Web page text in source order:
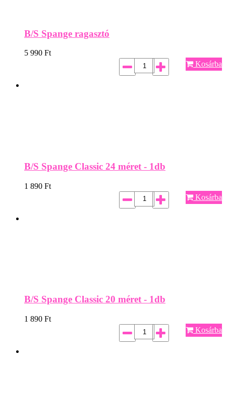
B/S Spange ragasztó
5 990 Ft
Kosárba
B/S Spange Classic 24 méret - 1db
1 890 Ft
Kosárba
B/S Spange Classic 20 méret - 1db
1 890 Ft
Kosárba